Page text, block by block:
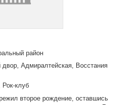
район
двор, Адмиралтейская, Восстания
Рок-клуб
второе рождение, оставшись